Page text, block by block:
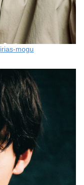
irias-mogu